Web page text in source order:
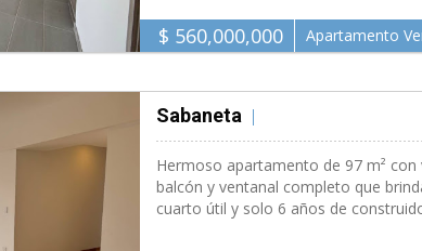
$ 560,000,000 Apartamento
Sabaneta
Hermoso apartamento de 97 m²
balcón y ventanal completo que
cuarto útil y solo 6 años de